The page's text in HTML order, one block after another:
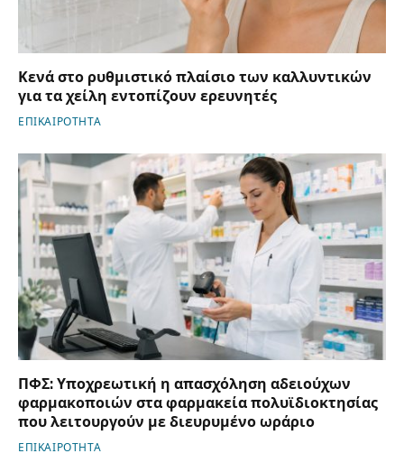
Κενά στο ρυθμιστικό πλαίσιο των καλλυντικών
για τα χείλη εντοπίζουν ερευνητές
ΕΠΙΚΑΙΡΟΤΗΤΑ
ΠΦΣ: Υποχρεωτική η απασχόληση αδειούχων
φαρμακοποιών στα φαρμακεία πολυϊδιοκτησίας
που λειτουργούν με διευρυμένο ωράριο
ΕΠΙΚΑΙΡΟΤΗΤΑ